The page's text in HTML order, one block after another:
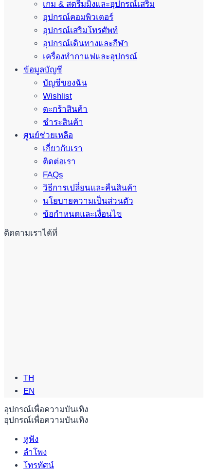
อุปกรณ์เพื่อความบันเทิง
อุปกรณ์เพื่อความบันเทิง
หูฟัง
ลำโพง
โทรทัศน์
เกม & สตรีมมิ่งและอุปกรณ์เสริม
อุปกรณ์คอมพิวเตอร์
อุปกรณ์เสริมโทรศัพท์
อุปกรณ์เดินทางและกีฬา
เครื่องทำกาแฟและอุปกรณ์
ข้อมูลบัญชี
บัญชีของฉัน
Wishlist
ตะกร้าสินค้า
ชำระสินค้า
ศูนย์ช่วยเหลือ
เกี่ยวกับเรา
ติดต่อเรา
FAQs
วิธีการเปลี่ยนและคืนสินค้า
นโยบายความเป็นส่วนตัว
ข้อกำหนดและเงื่อนไข
ติดตามเราได้ที่
TH
EN